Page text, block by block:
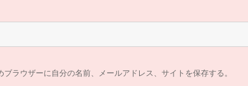
ラウザーに自分の名前、メールアドレス、サイトを保存する。